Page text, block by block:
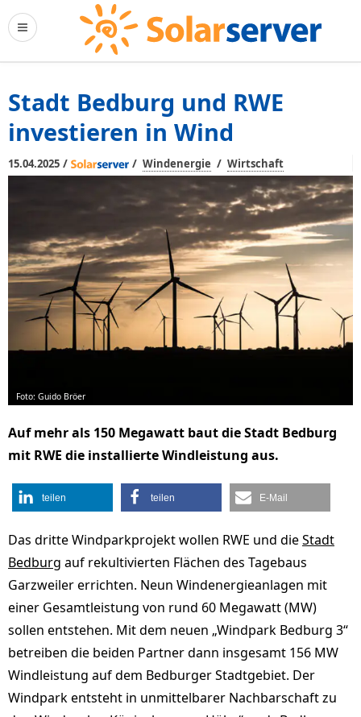
Stadt Bedburg und RWE
investieren in Wind
15.04.2025 / / Windenergie / Wirtschaft
Foto: Guido Bröer
Auf mehr als 150 Megawatt baut die Stadt Bedburg
mit RWE die installierte Windleistung aus.
teilen teilen E-Mail
Das dritte Windparkprojekt wollen RWE und dieStadt
Bedburg auf rekultivierten Flächen des Tagebaus
Garzweiler errichten. Neun Windenergieanlagen mit
einer Gesamtleistung von rund 60 Megawatt (MW)
sollen entstehen. Mit dem neuen „Windpark Bedburg 3“
betreiben die beiden Partner dann insgesamt 156 MW
Windleistung auf dem Bedburger Stadtgebiet. Der
Windpark entsteht in unmittelbarer Nachbarschaft zu